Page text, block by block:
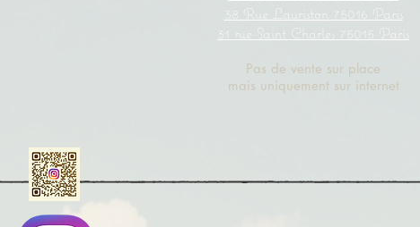
38
Rue Lauriston
75016 Paris
31 rue Saint
Charles 75015 Paris
Pas de vente sur place
mais uniquement sur internet